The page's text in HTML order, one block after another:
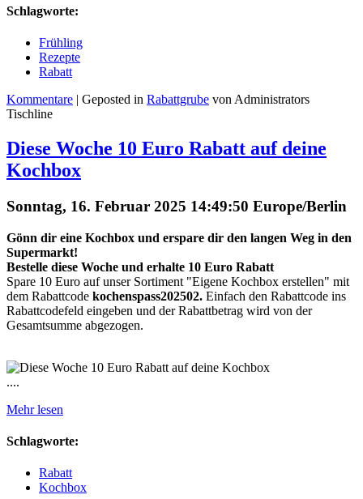
Schlagworte:
Frühling
Rezepte
Rabatt
Kommentare | Geposted in Rabattgrube von Administrators
Tischline
Diese Woche 10 Euro Rabatt auf deine
Kochbox
Sonntag, 16. Februar 2025 14:49:50 Europe/Berlin
Gönn dir eine Kochbox und erspare dir den langen Weg in den
Supermarkt!
Bestelle diese Woche und erhalte 10 Euro Rabatt
Spare 10 Euro auf unser Sortiment "Eigene Kochbox erstellen" mit
dem Rabattcode kochenspass202502. Einfach den Rabattcode ins
Rabattcodefeld eingeben und der Rabattbetrag wird von der
Gesamtsumme abgezogen.
....
Mehr lesen
Schlagworte:
Rabatt
Kochbox